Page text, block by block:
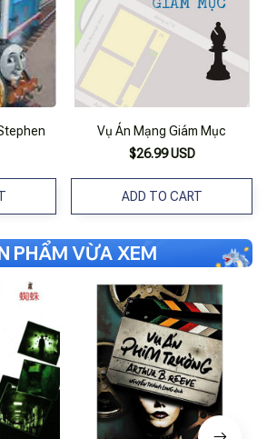
Vụ Án Mạng Giám Mục
$26.99 USD
ADD TO CART
PHẨM VỪA XEM